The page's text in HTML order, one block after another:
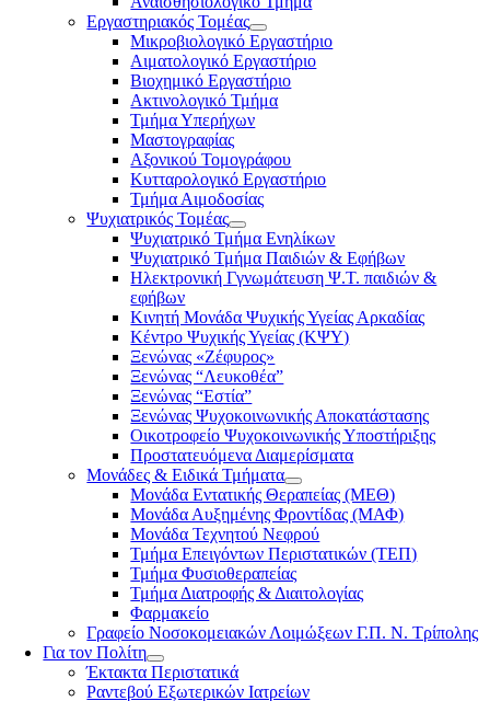
Εργαστηριακός Τομέας
Μικροβιολογικό Εργαστήριο
Αιματολογικό Εργαστήριο
Βιοχημικό Εργαστήριο
Ακτινολογικό Τμήμα
Τμήμα Υπερήχων
Μαστογραφίας
Αξονικού Τομογράφου
Κυτταρολογικό Εργαστήριο
Τμήμα Αιμοδοσίας
Ψυχιατρικός Τομέας
Ψυχιατρικό Τμήμα Ενηλίκων
Ψυχιατρικό Τμήμα Παιδιών & Εφήβων
Ηλεκτρονική Γγνωμάτευση Ψ.Τ. παιδιών &
εφήβων
Κινητή Μονάδα Ψυχικής Υγείας Αρκαδίας
Κέντρο Ψυχικής Υγείας (ΚΨΥ)
Ξενώνας «Ζέφυρος»
Ξενώνας “Λευκοθέα”
Ξενώνας “Εστία”
Ξενώνας Ψυχοκοινωνικής Αποκατάστασης
Οικοτροφείο Ψυχοκοινωνικής Υποστήριξης
Προστατευόμενα Διαμερίσματα
Μονάδες & Ειδικά Τμήματα
Μονάδα Εντατικής Θεραπείας (ΜΕΘ)
Μονάδα Αυξημένης Φροντίδας (ΜΑΦ)
Μονάδα Τεχνητού Νεφρού
Τμήμα Επειγόντων Περιστατικών (ΤΕΠ)
Τμήμα Φυσιοθεραπείας
Τμήμα Διατροφής & Διαιτολογίας
Φαρμακείο
Γραφείο Νοσοκομειακών Λοιμώξεων Γ.Π. Ν. Τρίπολης
Για τον Πολίτη
Έκτακτα Περιστατικά
Ραντεβού Εξωτερικών Ιατρείων